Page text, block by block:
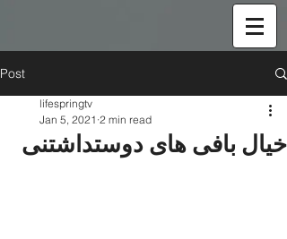
Post
خیال بافی های دوستداشتنی
lifespringtv
Jan 5, 2021 2 min read